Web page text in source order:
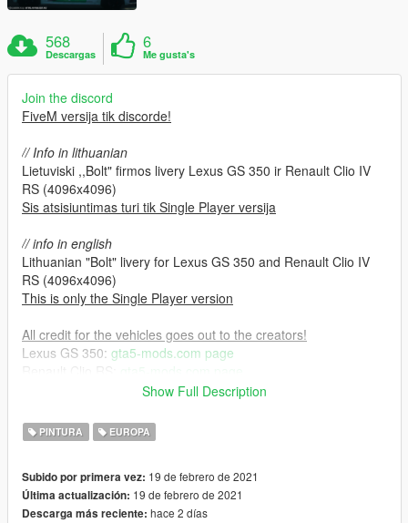
568
Descargas
6
Me gusta's
Join the discord
FiveM versija tik discorde!
// Info in lithuanian
Lietuviski ,,Bolt" firmos livery Lexus GS 350 ir Renault Clio IV
RS (4096x4096)
Sis atsisiuntimas turi tik Single Player versija
// info in english
Lithuanian "Bolt" livery for Lexus GS 350 and Renault Clio IV
RS (4096x4096)
This is only the Single Player version
All credit for the vehicles goes out to the creators!
Lexus GS 350: gta5-mods.com page
1. Download the original car mods listed above.
2. Install the car mods by their instructions.
the provided .dds textures.
Show Full Description
PINTURA EUROPA
Subido por primera vez: 19 de febrero de 2021
Última actualización: 19 de febrero de 2021
Descarga más reciente: hace 2 días